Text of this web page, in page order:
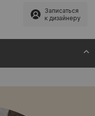
Записаться
к дизайнеру